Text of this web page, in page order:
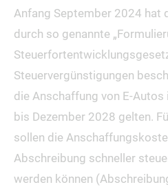
Anfang September 2024 hat
durch so genannte
Steuervergünstigungen
die Anschaffung von E-
bis Dezember 2028 gelten.
sollen die
Abschreibung schneller
werden können